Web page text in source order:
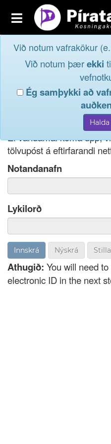
Toggle
navigation
Aðildarfélög
Innskrá
Við notum vafrakökur
Við notum þærekki
Ég samþykki að
Innskráog
lýðræðinu...
Ef þú hefur gleymt
nota netfang eða
Ef vandamál koma upp,
tölvupóst á eftirfarandi
Notandanafn
Lykilorð
Nýskrá
Athugið: You will need
electronic ID in the next